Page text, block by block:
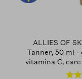
ALLIES OF
Tanner, 50 ml -
vitamina C,
treptat